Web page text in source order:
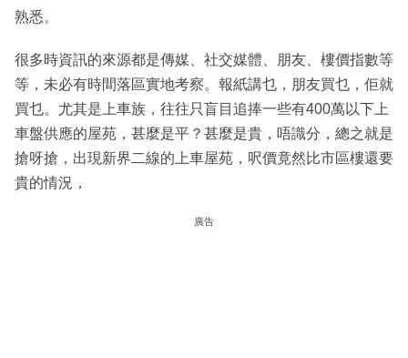
熟悉。
很多時資訊的來源都是傳媒、社交媒體、朋友、樓價指數等
等，未必有時間落區實地考察。報紙講乜，朋友買乜，佢就
買乜。尤其是上車族，往往只盲目追捧一些有400萬以下上
車盤供應的屋苑，甚麼是平？甚麼是貴，唔識分，總之就是
搶呀搶，出現新界二線的上車屋苑，呎價竟然比市區樓還要
貴的情況，
廣告